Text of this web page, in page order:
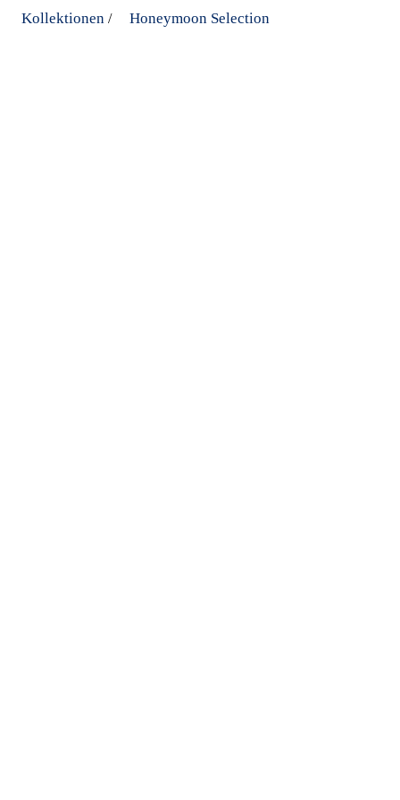
Kollektionen / Honeymoon Selection